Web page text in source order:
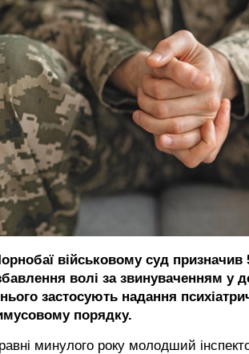
військовому суд призначив
волі за звинуваченням у
застосують надання
порядку.
минулого року молодший